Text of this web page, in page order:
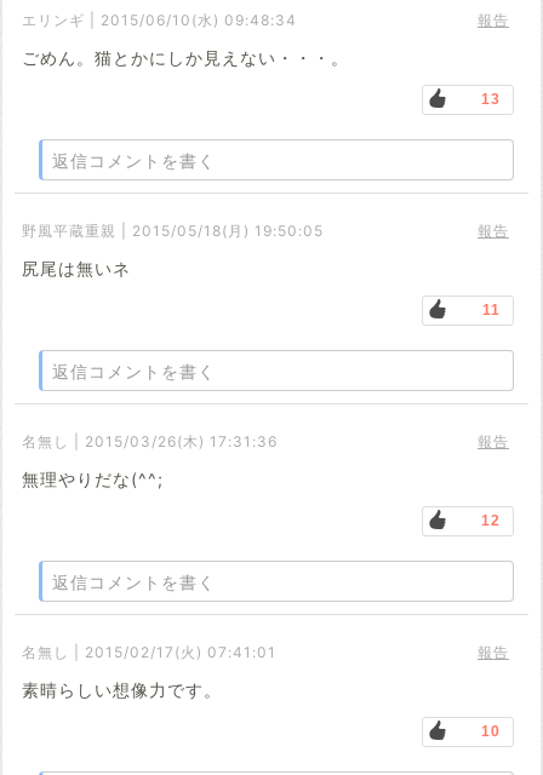
エリンギ | 2015/06/10(水) 09:48:34 報告
ごめん。猫とかにしか見えない・・・。
13
返信コメントを書く
野風平蔵重親 | 2015/05/18(月) 19:50:05 報告
尻尾は無いネ
11
返信コメントを書く
名無し | 2015/03/26(木) 17:31:36 報告
無理やりだな(^^;
12
返信コメントを書く
名無し | 2015/02/17(火) 07:41:01 報告
素晴らしい想像力です。
10